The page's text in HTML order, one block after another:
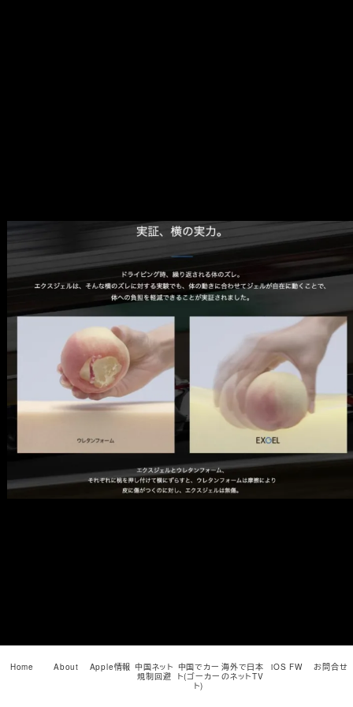
イ
ン
コ
ン
テ
Home About Apple情報 中国ネット
規制回避
中国でカー
ト(ゴーカー
ト)
海外で日本
のネットTV
iOS FW お問合せ